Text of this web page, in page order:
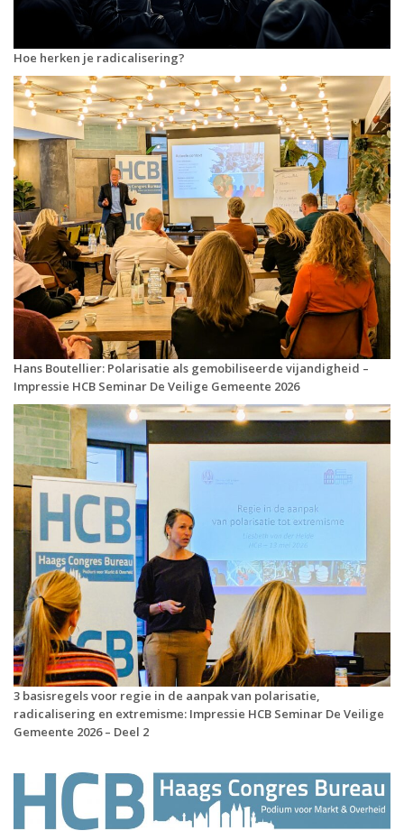
Hoe herken je radicalisering?
Hans Boutellier: Polarisatie als gemobiliseerde vijandigheid –
Impressie HCB Seminar De Veilige Gemeente 2026
3 basisregels voor regie in de aanpak van polarisatie,
radicalisering en extremisme: Impressie HCB Seminar De Veilige
Gemeente 2026 – Deel 2